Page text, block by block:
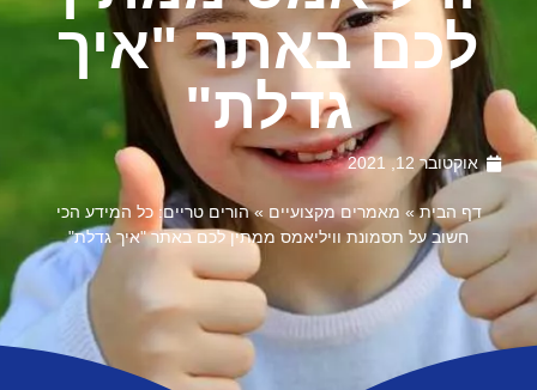
לכם באתר "איך
גדלת"
אוקטובר 12, 2021
דף הבית» מאמרים מקצועיים »הורים טריים: כל המידע הכי
חשוב על תסמונת וויליאמס ממתין לכם באתר "איך גדלת"